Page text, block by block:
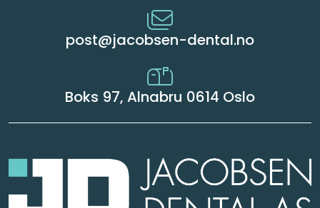
post@jacobsen-dental.no
Boks 97, Alnabru 0614 Oslo